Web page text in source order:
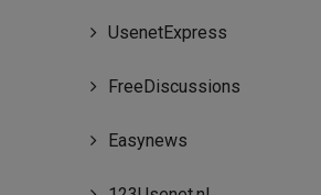
UsenetExpress
FreeDiscussions
Easynews